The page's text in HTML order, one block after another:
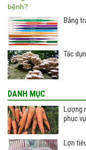
Bảng
Tác
DANH MỤC
Lượng
phục
Lợn